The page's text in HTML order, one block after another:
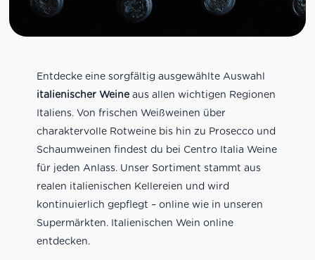
Entdecke eine sorgfältig ausgewählte Auswahl
italienischer Weineaus allen wichtigen Regionen
Italiens. Von frischen Weißweinen über
charaktervolle Rotweine bis hin zu Prosecco und
Schaumweinen findest du bei Centro Italia Weine
für jeden Anlass. Unser Sortiment stammt aus
realen italienischen Kellereien und wird
kontinuierlich gepflegt – online wie in unseren
Supermärkten. Italienischen Wein online
entdecken.